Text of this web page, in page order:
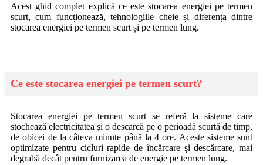
Acest ghid complet explică ce este stocarea energiei pe termen
scurt, cum funcționează, tehnologiile cheie și diferența dintre
stocarea energiei pe termen scurt și pe termen lung.
Ce este stocarea energiei pe termen scurt?
Stocarea energiei pe termen scurt se referă la sisteme care
stochează electricitatea și o descarcă pe o perioadă scurtă de timp,
de obicei de la câteva minute până la 4 ore. Aceste sisteme sunt
optimizate pentru cicluri rapide de încărcare și descărcare, mai
degrabă decât pentru furnizarea de energie pe termen lung.